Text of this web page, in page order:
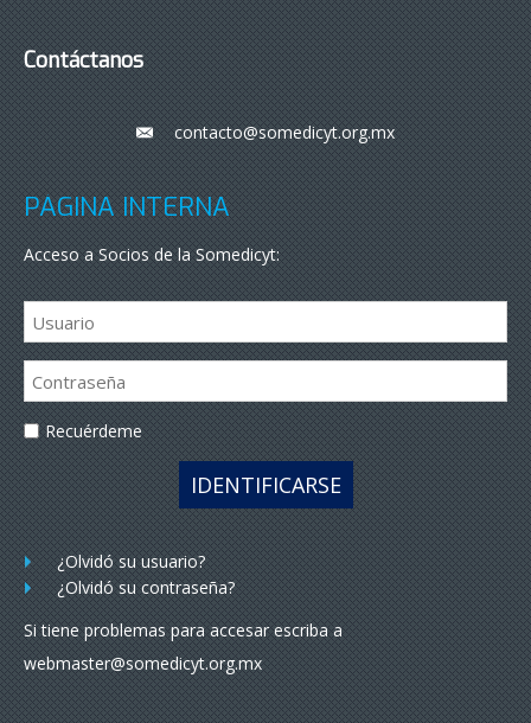
Contáctanos
___contacto@somedicyt.org.mx
PÁGINA INTERNA
Acceso a Socios de la Somedicyt:
Recuérdeme
IDENTIFICARSE
¿Olvidó su usuario?
¿Olvidó su contraseña?
Si tiene problemas para accesar escriba a
webmaster@somedicyt.org.mx